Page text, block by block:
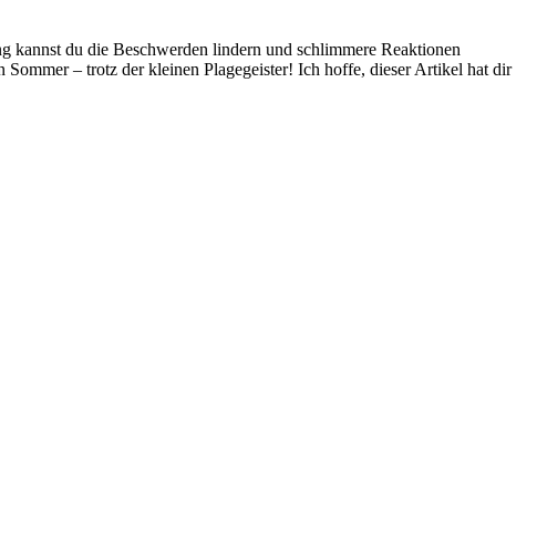
kannst du die Beschwerden lindern und schlimmere Reaktionen
– trotz der kleinen Plagegeister! Ich hoffe, dieser Artikel hat dir